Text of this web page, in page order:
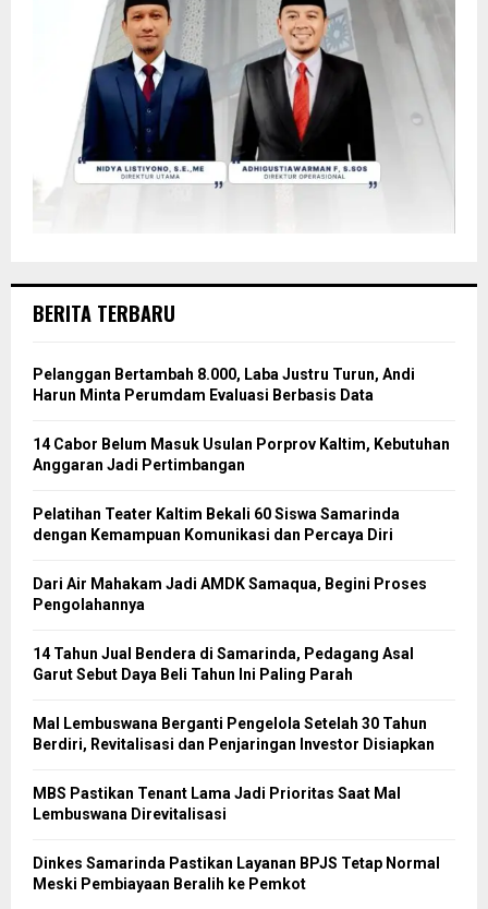
BERITA TERBARU
Pelanggan Bertambah 8.000, Laba Justru Turun, Andi
Harun Minta Perumdam Evaluasi Berbasis Data
14 Cabor Belum Masuk Usulan Porprov Kaltim, Kebutuhan
Anggaran Jadi Pertimbangan
Pelatihan Teater Kaltim Bekali 60 Siswa Samarinda
dengan Kemampuan Komunikasi dan Percaya Diri
Dari Air Mahakam Jadi AMDK Samaqua, Begini Proses
Pengolahannya
14 Tahun Jual Bendera di Samarinda, Pedagang Asal
Garut Sebut Daya Beli Tahun Ini Paling Parah
Mal Lembuswana Berganti Pengelola Setelah 30 Tahun
Berdiri, Revitalisasi dan Penjaringan Investor Disiapkan
MBS Pastikan Tenant Lama Jadi Prioritas Saat Mal
Lembuswana Direvitalisasi
Dinkes Samarinda Pastikan Layanan BPJS Tetap Normal
Meski Pembiayaan Beralih ke Pemkot